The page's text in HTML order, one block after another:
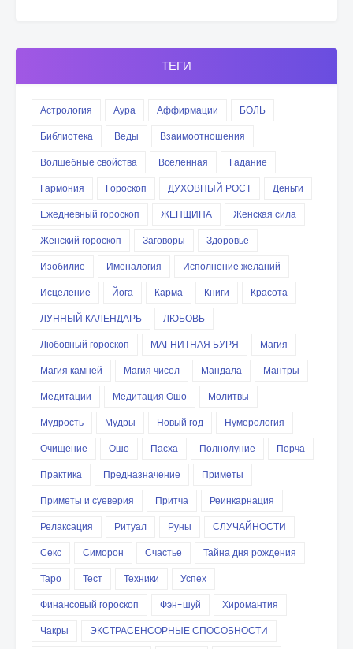
ТЕГИ
Астрология Аура Аффирмации
БОЛЬ
Библиотека
Веды
Взаимоотношения
Волшебные свойства
Вселенная
Гадание
Гармония
Гороскоп ДУХОВНЫЙ РОСТ
Деньги
Ежедневный гороскоп
ЖЕНЩИНА
Женская сила
Женский гороскоп
Заговоры
Здоровье
Изобилие
Именалогия
Исполнение желаний
Исцеление
Йога Карма Книги
Красота
ЛУННЫЙ КАЛЕНДАРЬ
ЛЮБОВЬ
Любовный гороскоп
МАГНИТНАЯ БУРЯ
Магия
Магия камней
Магия чисел Мандала
Мантры
Медитации
Медитация Ошо
Молитвы
Мудрость
Мудры Новый год
Нумерология
Очищение
Ошо Пасха Полнолуние
Порча
Практика
Предназначение
Приметы
Приметы и суеверия
Притча
Реинкарнация
Релаксация
Ритуал Руны
СЛУЧАЙНОСТИ
Секс
Симорон Счастье
Тайна дня рождения
Таро
Тест Техники
Успех
Финансовый гороскоп
Фэн-шуй
Хиромантия
Чакры
ЭКСТРАСЕНСОРНЫЕ СПОСОБНОСТИ